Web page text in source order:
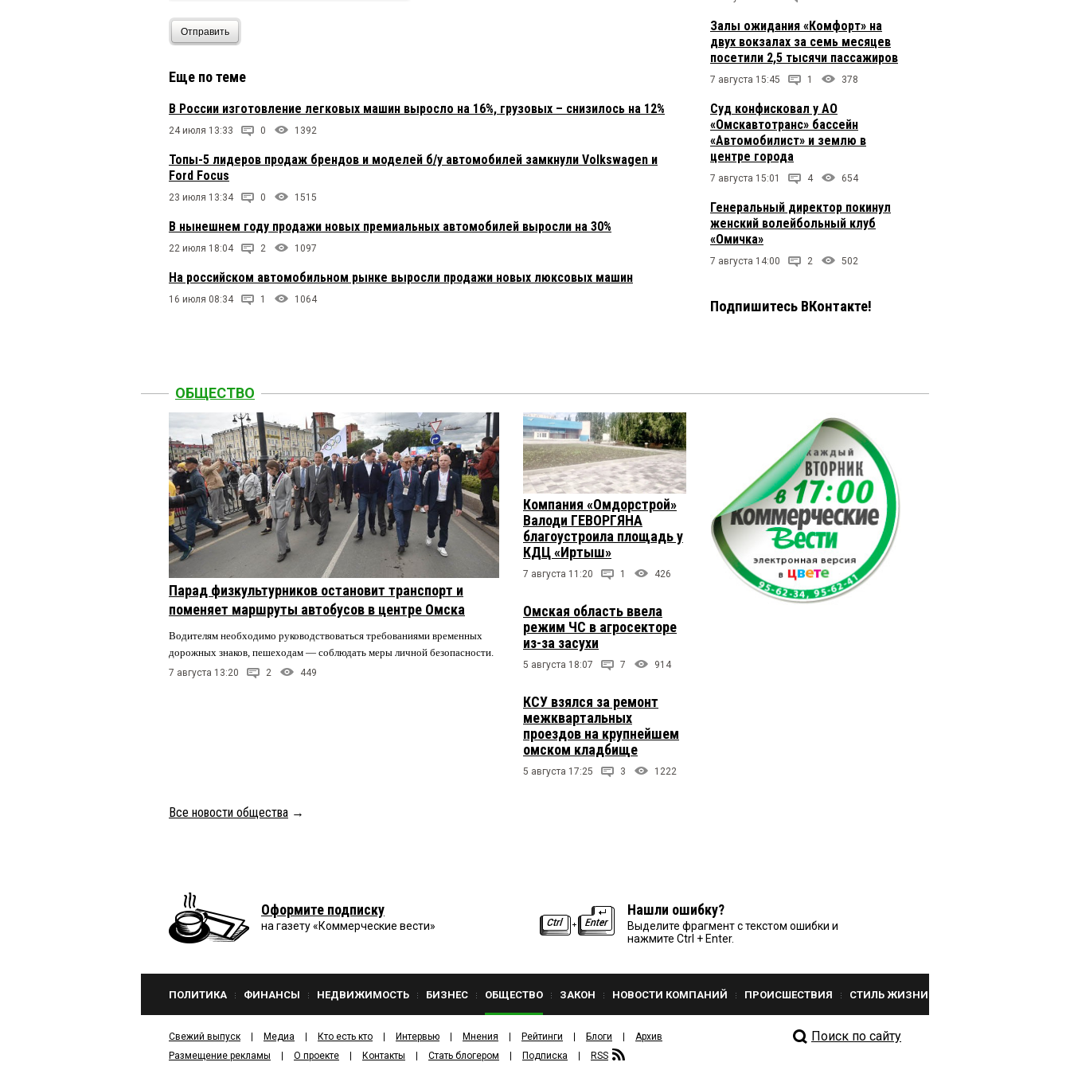
Отправить
Еще по теме
В России изготовление легковых машин выросло на 16%, грузовых – снизилось на 12%
24 июля 13:33 0 1392
Топы-5 лидеров продаж брендов и моделей б/у автомобилей замкнули Volkswagen и
Ford Focus
23 июля 13:34 0 1515
В нынешнем году продажи новых премиальных автомобилей выросли на 30%
22 июля 18:04 2 1097
На российском автомобильном рынке выросли продажи новых люксовых машин
16 июля 08:34 1 1064
Залы ожидания «Комфорт» на
двух вокзалах за семь месяцев
посетили 2,5 тысячи пассажиров
7 августа 15:45 1 378
Суд конфисковал у АО
«Омскавтотранс» бассейн
«Автомобилист» и землю в
центре города
7 августа 15:01 4 654
Генеральный директор покинул
женский волейбольный клуб
«Омичка»
7 августа 14:00 2 502
Подпишитесь ВКонтакте!
ОБЩЕСТВО
Парад физкультурников остановит транспорт и
поменяет маршруты автобусов в центре Омска
Водителям необходимо руководствоваться требованиями временных
дорожных знаков, пешеходам — соблюдать меры личной безопасности.
7 августа 13:20 2 449
Компания «Омдорстрой»
Валоди ГЕВОРГЯНА
благоустроила площадь у
КДЦ «Иртыш»
7 августа 11:20 1 426
Омская область ввела
режим ЧС в агросекторе
из-за засухи
5 августа 18:07 7 914
КСУ взялся за ремонт
межквартальных
проездов на крупнейшем
омском кладбище
5 августа 17:25 3 1222
Все новости общества →
Оформите подписку
на газету «Коммерческие вести»
Нашли ошибку?
Выделите фрагмент с текстом ошибки и
нажмите Ctrl + Enter.
ПОЛИТИКА ФИНАНСЫ НЕДВИЖИМОСТЬ БИЗНЕС ОБЩЕСТВО ЗАКОН НОВОСТИ КОМПАНИЙ ПРОИСШЕСТВИЯ СТИЛЬ ЖИЗНИ
Свежий выпуск Медиа Кто есть кто Интервью Мнения Рейтинги Блоги
Архив
Размещение рекламы
О проекте Контакты Стать блогером Подписка RSS
Поиск по сайту